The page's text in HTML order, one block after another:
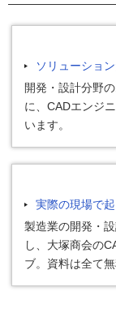
ソリューショ
開発・設計分野
に、CADエンジ
います。
実際の現場で
製造業の開発・
し、大塚商会の
ブ。資料は全て